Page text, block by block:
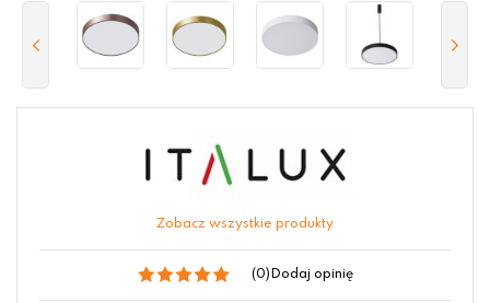
Zobacz wszystkie produkty
(0) Dodaj opinię